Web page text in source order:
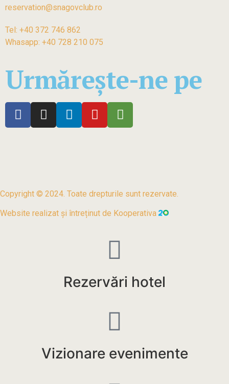
reservation@snagovclub.ro
Tel: +40 372 746 862
Whasapp: +40 728 210 075
Urmărește-ne pe
Copyright © 2024. Toate drepturile sunt rezervate.
Website realizat și întreținut de Kooperativa
Rezervări hotel
Vizionare evenimente